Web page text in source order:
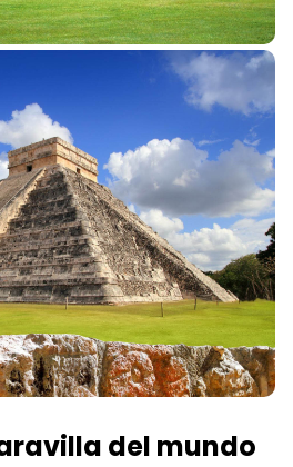
del mundo